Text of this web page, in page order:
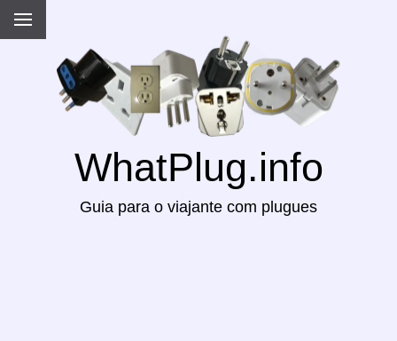
WhatPlug.info
Guia para o viajante com plugues